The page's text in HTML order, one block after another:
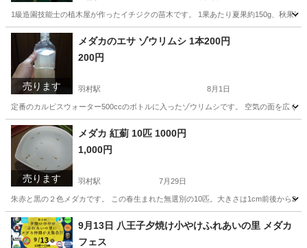
1級造園技能士の植木屋が作ったイチジクの苗木です。 1果あたり夏果約150g、秋果
東京 羽村市 羽村駅 その他 イチジク
売ります
メダカのエサ ゾウリムシ 1本200円
200円
羽村駅 8月1日
定番のカルピスウォーター500ccのボトルに入ったゾウリムシです。 空気の面を広く
東京 羽村市 羽村駅 その他 ゾウリムシ
売ります
メダカ 紅薊 10匹 1000円
1,000円
羽村駅 7月29日
朱赤と黒の２色メダカです。 この春生まれた無選別の10匹。大きさは1cm前後から
東京 羽村市 羽村駅 その他 メダカ
9月13日 八王子夕焼け小やけふれあいの里 メダカ
フェス